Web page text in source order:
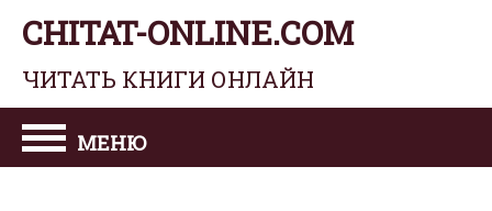
CHITAT-ONLINE.COM
ЧИТАТЬ КНИГИ ОНЛАЙН
МЕНЮ